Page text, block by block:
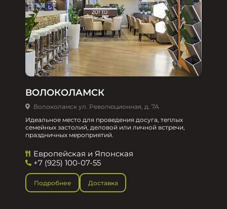
ВОЛОКОЛАМСК
Волоколамск ул. Революционная, д. 7А
Идеальное место для проведения досуга, теплых
семейных застолий, деловой или личной встречи,
праздничных мероприятий.
Европейская и Японская
+7 (925) 100-07-55
Подробнее Доставка